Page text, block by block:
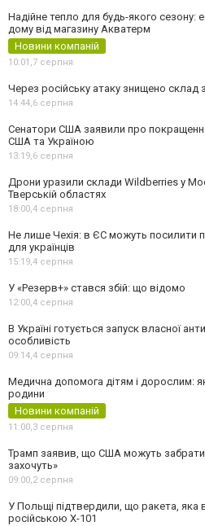
Надійне тепло для будь-якого сезону:
дому від магазину Акватерм
Новини компаній
10:01,7 серпня
Через російську атаку знищено склад
14:44,6 серпня
Сенатори США заявили про
США та Україною
13:19,6 серпня
Дрони уразили склади Wildberries у
Тверській областях
18:00,4 серпня
Не лише Чехія: в ЄС можуть посилити
для українців
15:19,4 серпня
У «Резерв+» стався збій: що відомо
12:00,4 серпня
В Україні готується запуск власної
особливість
09:14,4 серпня
Медична допомога дітям і дорослим: як
родини
Новини компаній
11:00,3 серпня
Трамп заявив, що США можуть забрати
захочуть»
09:00,2 серпня
У Польщі підтвердили, що ракета, яка
російською Х-101